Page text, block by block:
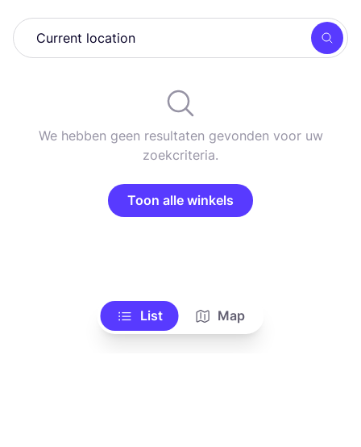
Zoek
We hebben geen resultaten gevonden voor uw
zoekcriteria.
Toon alle winkels
List Map